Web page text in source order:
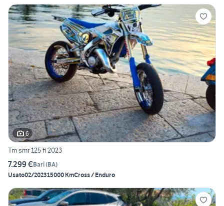
6
Tm smr 125 fi 2023
7.299 €Bari(BA)
Usato02/202315000 KmCross / Enduro